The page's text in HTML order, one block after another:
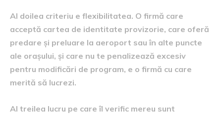
Al doilea criteriu e flexibilitatea. O firmă care
acceptă cartea de identitate provizorie, care oferă
predare și preluare la aeroport sau în alte puncte
ale orașului, și care nu te penalizează excesiv
pentru modificări de program, e o firmă cu care
merită să lucrezi.
Al treilea lucru pe care îl verific mereu sunt